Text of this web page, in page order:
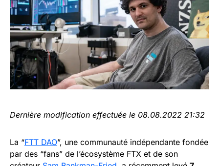
Dernière modification effectuée le 08.08.2022 21:32
La “FTT DAO”, une communauté indépendante fondée
par des “fans” de l’écosystème FTX et de son